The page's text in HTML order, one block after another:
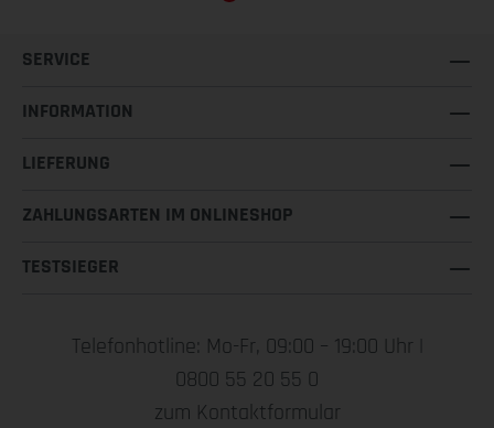
SERVICE
INFORMATION
LIEFERUNG
ZAHLUNGSARTEN IM ONLINESHOP
TESTSIEGER
Telefonhotline: Mo-Fr, 09:00 – 19:00 Uhr |
0800 55 20 55 0
zum Kontaktformular